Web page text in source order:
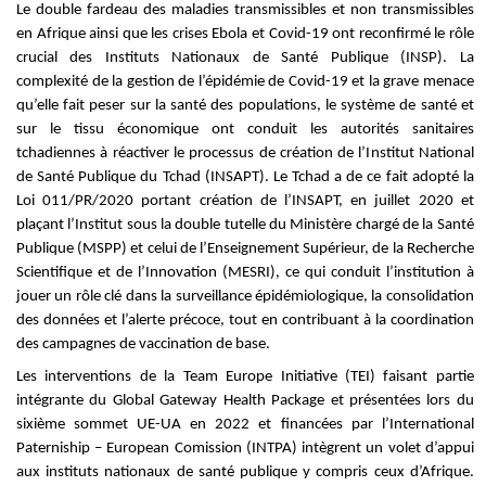
Le double fardeau des maladies transmissibles et non transmissibles
en Afrique ainsi que les crises Ebola et Covid-19 ont reconfirmé le rôle
crucial des Instituts Nationaux de Santé Publique (INSP). La
complexité de la gestion de l’épidémie de Covid-19 et la grave menace
qu’elle fait peser sur la santé des populations, le système de santé et
sur le tissu économique ont conduit les autorités sanitaires
tchadiennes à réactiver le processus de création de l’I nstitut National
deSanté Publique du Tchad (INSAPT). Le Tchad a de ce fait adopté la
Loi 011/PR/2020 portant création de l’INSAPT, en juillet 2020 et
plaçant l’Institut sous la double tutelle du Ministère chargé de la Santé
Publique (MSPP) et celui de l’Enseignement Supérieur, de la Recherche
Scientifique et de l’Innovation (MESRI), ce qui conduit l’institution à
jouer un rôle clé dans la surveillance épidémiologique, la consolidation
des données et l’alerte précoce, tout en contribuant à la coordination
des campagnes de vaccination de base.
Les interventions de la Team Europe Initiative (TEI) faisant partie
intégrante du Global Gateway Health Package et présentées lors du
sixième sommet UE-UA en 2022 et financées par l’International
Paterniship – European Comission (INTPA) intègrent un volet d’appui
aux instituts nationaux de santé publique y compris ceux d’Afrique.